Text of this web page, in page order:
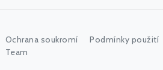
Ochrana soukromí
Podmínky použití
Team